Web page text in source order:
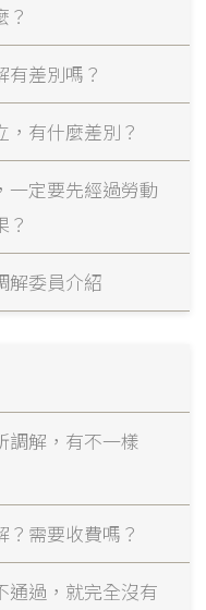
差別嗎？
有什麼差別？
一定要先經過勞動
委員介紹
調解，有不一樣
需要收費嗎？
通過，就完全沒有